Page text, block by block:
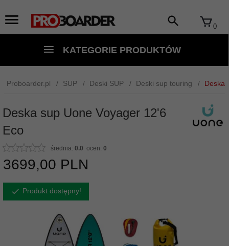
0
KATEGORIE PRODUKTÓW
Proboarder.pl SUP Deski SUP Deski sup touring Deska
Deska sup Uone Voyager 12'6
Eco
średnia: 0.0 ocen: 0
3699,00 PLN
Produkt dostępny!